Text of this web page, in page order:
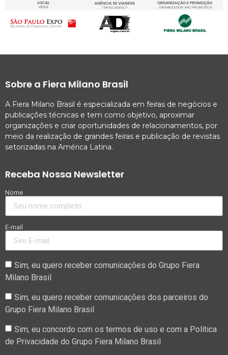
Sobre a Fiera Milano Brasil
A Fiera Milano Brasil é especializada em feiras de negócios e
publicações técnicas e tem como objetivo, aproximar
organizações e criar oportunidades de relacionamentos, por
meio da realização de grandes feiras e publicação de revistas
setorizadas na América Latina.
Receba Nossa Newsletter
Nome
E-mail
Sim, eu quero receber comunicações do Grupo Fiera
Milano Brasil
Sim, eu quero receber comunicações dos parceiros do
Grupo Fiera Milano Brasil
Sim, eu concordo com os termos de uso e com a Política
de Privacidade do Grupo Fiera Milano Brasil